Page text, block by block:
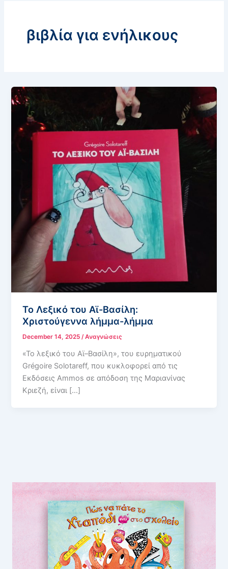
βιβλία για ενήλικους
Το Λεξικό του Αϊ-Βασίλη:
Χριστούγεννα λήμμα-λήμμα
December 14, 2025/Αναγνώσεις
«Το λεξικό του Αϊ–Βασίλη», του ευρηματικού
Grégoire Solotareff, που κυκλοφορεί από τις
Εκδόσεις Ammos σε απόδοση της Μαριανίνας
Κριεζή, είναι […]